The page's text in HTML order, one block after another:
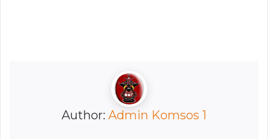
Author: Admin Komsos 1